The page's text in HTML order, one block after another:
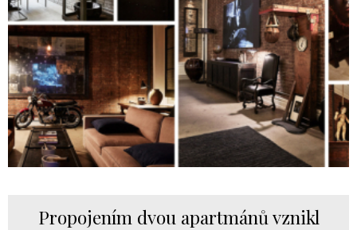
Propojením dvou apartmánů vznikl